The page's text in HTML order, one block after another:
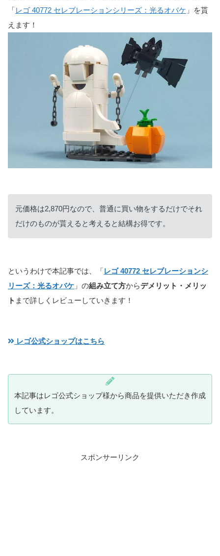
「レゴ 40772 セレブレーションシリーズ：光るオバケ 」を貰
えます！
元価格は2,870円なので、普通に買い物をするだけでそれ
だけのものが貰えると考えると結構お得です。
というわけで本記事では、「レゴ 40772 セレブレーションシ
リーズ：光るオバケ 」の組み立て方からデメリット・メリッ
ト まで詳しくレビューしていきます！
レゴ公式ショップはこちら
本記事はレゴ公式ショップ様から商品を提供いただき作成
しています。
スポンサーリンク